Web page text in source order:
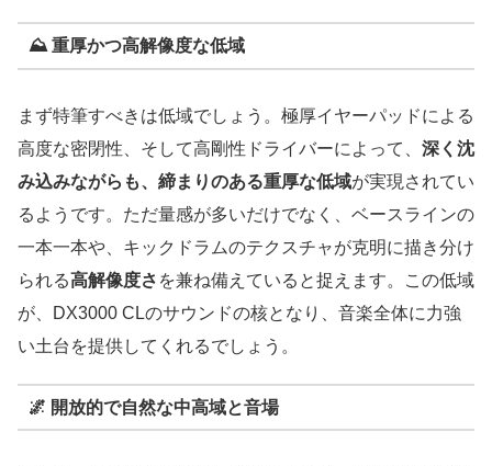
⛰️ 重厚かつ高解像度な低域
まず特筆すべきは低域でしょう。極厚イヤーパッドによる
高度な密閉性、そして高剛性ドライバーによって、 深く沈
み込みながらも、締まりのある重厚な低域が実現されてい
るようです。ただ量感が多いだけでなく、ベースラインの
一本一本や、キックドラムのテクスチャが克明に描き分け
られる高解像度さ を兼ね備えていると捉えます。この低域
が、DX3000 CLのサウンドの核となり、音楽全体に力強
い土台を提供してくれるでしょう。
🌌 開放的で自然な中高域と音場